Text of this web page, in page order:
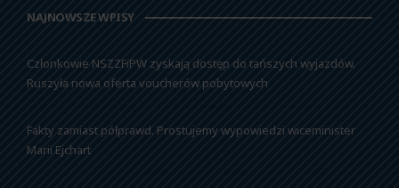
NAJNOWSZE WPISY
Członkowie NSZZFiPW zyskają dostęp do tańszych wyjazdów.
Ruszyła nowa oferta voucherów pobytowych
Fakty zamiast półprawd. Prostujemy wypowiedzi wiceminister
Marii Ejchart